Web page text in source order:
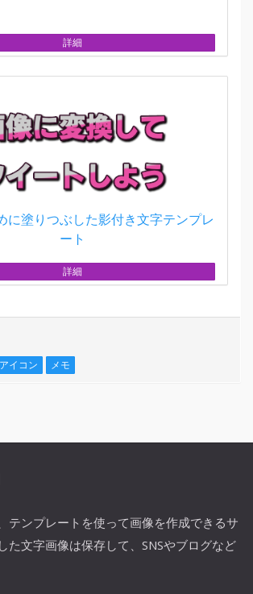
詳細
に塗りつぶした影付き文字テンプレ
ート
詳細
アイコン メモ
テンプレートを使って画像を作成できるサ
た文字画像は保存して、SNSやブログなど